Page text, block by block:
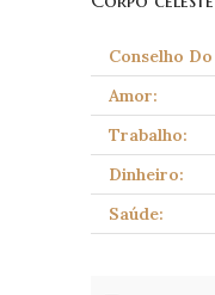
Conselho
Amor:
Trabalho:
Dinheiro:
Saúde: